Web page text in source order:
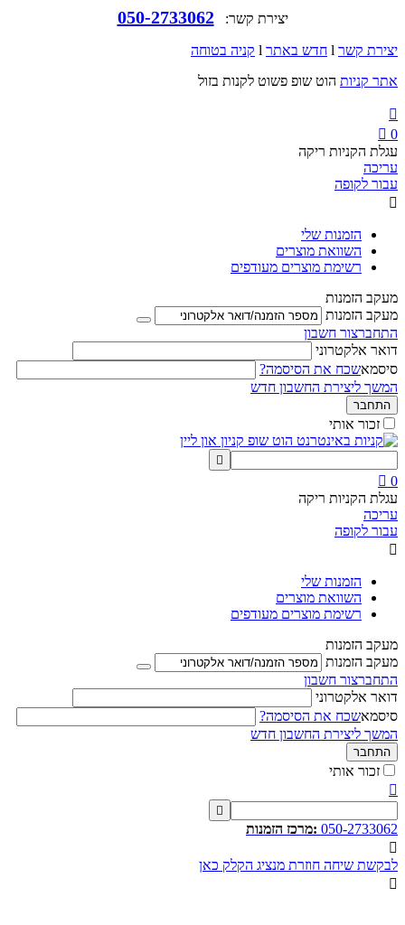
יצירת קשר: 050-2733062
יצירת קשר חדש באתר
קניה בטוחה
אתר קניות הוט שופ פשוט לקנות בזול

0

עגלת הקניות ריקה
עריכה
עבור לקופה

הזמנות שלי
השוואת מוצרים
רשימת מוצרים מעודפים
מעקב הזמנות
מעקב הזמנות
התחברצור חשבון
דואר אלקטרוני
סיסמאשכח את הסיסמה?
המשך ליצירת החשבון חדש
התחבר
זכור אותי

0

עגלת הקניות ריקה
עריכה
עבור לקופה

הזמנות שלי
השוואת מוצרים
רשימת מוצרים מעודפים
מעקב הזמנות
מעקב הזמנות
התחברצור חשבון
דואר אלקטרוני
סיסמאשכח את הסיסמה?
המשך ליצירת החשבון חדש
התחבר
זכור אותי


050-2733062 :מרכז הזמנות

לבקשת שיחה חוזרת מנציג הקלק כאן
